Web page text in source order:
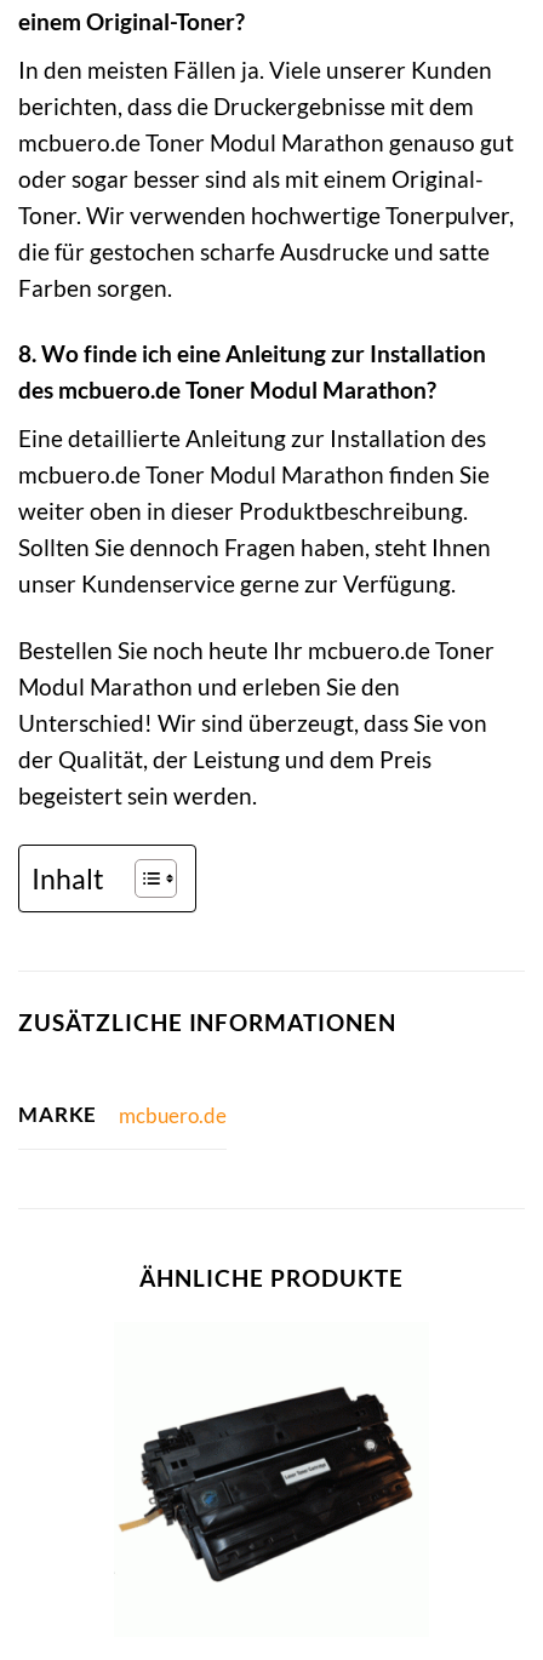
einem Original-Toner?
In den meisten Fällen ja. Viele unserer Kunden
berichten, dass die Druckergebnisse mit dem
mcbuero.de Toner Modul Marathon genauso gut
oder sogar besser sind als mit einem Original-
Toner. Wir verwenden hochwertige Tonerpulver,
die für gestochen scharfe Ausdrucke und satte
Farben sorgen.
8. Wo finde ich eine Anleitung zur Installation
des mcbuero.de Toner Modul Marathon?
Eine detaillierte Anleitung zur Installation des
mcbuero.de Toner Modul Marathon finden Sie
weiter oben in dieser Produktbeschreibung.
Sollten Sie dennoch Fragen haben, steht Ihnen
unser Kundenservice gerne zur Verfügung.
Bestellen Sie noch heute Ihr mcbuero.de Toner
Modul Marathon und erleben Sie den
Unterschied! Wir sind überzeugt, dass Sie von
der Qualität, der Leistung und dem Preis
begeistert sein werden.
Inhalt
ZUSÄTZLICHE INFORMATIONEN
MARKE mcbuero.de
ÄHNLICHE PRODUKTE